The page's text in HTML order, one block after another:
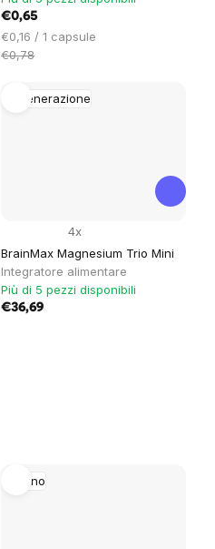
€0,65
Prezzo
unitario:
€0,16 / 1 capsule
€0,78
Rigenerazione
BrainMax Magnesium Trio Mini
Integratore alimentare
4x
Più di 5 pezzi disponibili
€36,69
Sonno